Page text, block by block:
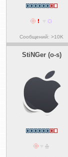
Сообщений: >10K
StiNGer (o-s)